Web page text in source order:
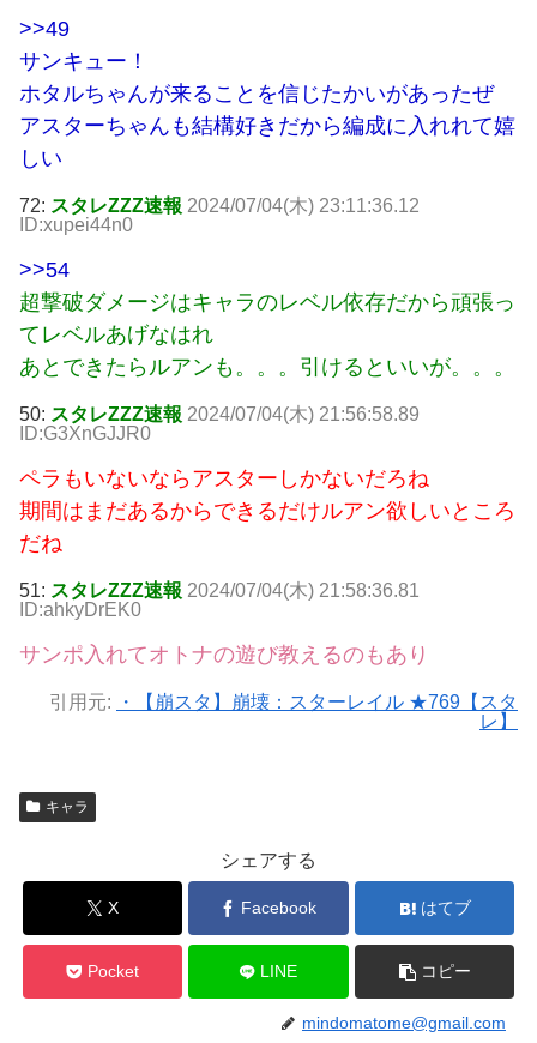
>>49
サンキュー！
ホタルちゃんが来ることを信じたかいがあったぜ
アスターちゃんも結構好きだから編成に入れれて嬉
しい
72: スタレZZZ速報 2024/07/04(木) 23:11:36.12
ID:xupei44n0
>>54
超撃破ダメージはキャラのレベル依存だから頑張っ
てレベルあげなはれ
あとできたらルアンも。。。引けるといいが。。。
50: スタレZZZ速報 2024/07/04(木) 21:56:58.89
ID:G3XnGJJR0
ペラもいないならアスターしかないだろね
期間はまだあるからできるだけルアン欲しいところ
だね
51: スタレZZZ速報 2024/07/04(木) 21:58:36.81
ID:ahkyDrEK0
サンポ入れてオトナの遊び教えるのもあり
引用元:
・【崩スタ】崩壊：スターレイル ★769【スタ
レ】
キャラ
シェアする
X Facebook はてブ
Pocket LINE コピー
mindomatome@gmail.com